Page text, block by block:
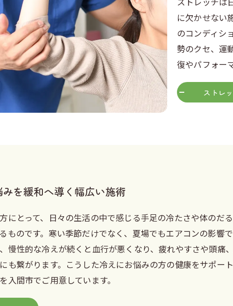
に欠かせない
のコンディシ
勢のクセ、運
復やパフォー
ストレ
を緩和へ導く幅広い施術
にとって、日々の生活の中で感じる手足の冷たさや体のだ
ものです。寒い季節だけでなく、夏場でもエアコンの影響
慢性的な冷えが続くと血行が悪くなり、疲れやすさや頭痛、
も繋がります。こうした冷えにお悩みの方の健康をサポー
入間市でご用意しています。